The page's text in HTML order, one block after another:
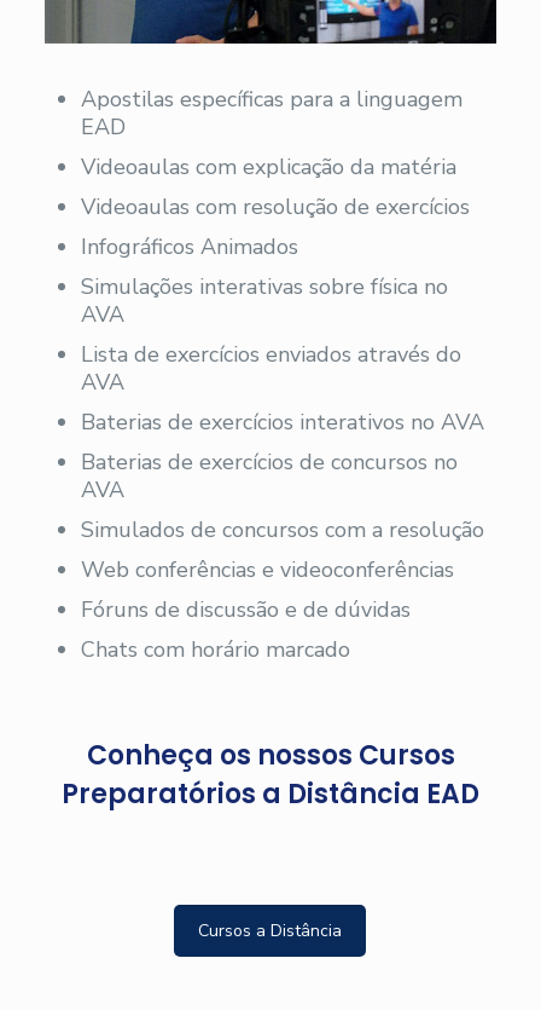
Apostilas específicas para a linguagem
EAD
Videoaulas com explicação da matéria
Videoaulas com resolução de exercícios
Infográficos Animados
Simulações interativas sobre física no
AVA
Lista de exercícios enviados através do
AVA
Baterias de exercícios interativos no AVA
Baterias de exercícios de concursos no
AVA
Simulados de concursos com a resolução
Web conferências e videoconferências
Fóruns de discussão e de dúvidas
Chats com horário marcado
Conheça os nossos Cursos
Preparatórios a Distância EAD
Cursos a Distância